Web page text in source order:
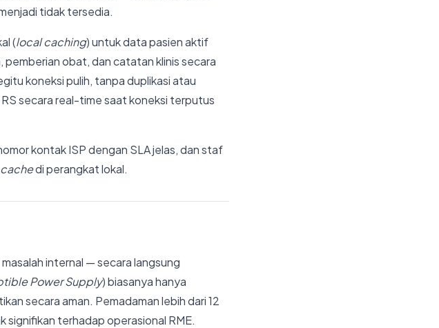
tidak tersedia.
(local caching) untuk data pasien aktif
obat, dan catatan klinis secara
koneksi pulih, tanpa duplikasi atau
secara real-time saat koneksi terputus
kontak ISP dengan SLA jelas, dan staf
cachedi perangkat lokal.
internal — secara langsung
Power Supply) biasanya hanya
secara aman. Pemadaman lebih dari 12
signifikan terhadap operasional RME.